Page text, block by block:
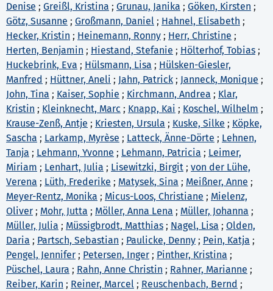
Denise ; Greißl, Kristina ; Grunau, Janika ; Göken, Kirsten ;
Götz, Susanne ; Großmann, Daniel ; Hahnel, Elisabeth ;
Hecker, Kristin ; Heinemann, Ronny ; Herr, Christine ;
Herten, Benjamin ; Hiestand, Stefanie ; Hölterhof, Tobias ;
Huckebrink, Eva ; Hülsmann, Lisa ; Hülsken-Giesler,
Manfred ; Hüttner, Aneli ; Jahn, Patrick ; Janneck, Monique ;
John, Tina ; Kaiser, Sophie ; Kirchmann, Andrea ; Klar,
Kristin ; Kleinknecht, Marc ; Knapp, Kai ; Koschel, Wilhelm ;
Krause-Zenß, Antje ; Kriesten, Ursula ; Kuske, Silke ; Köpke,
Sascha ; Larkamp, Myrèse ; Latteck, Änne-Dörte ; Lehnen,
Tanja ; Lehmann, Yvonne ; Lehmann, Patricia ; Leimer,
Miriam ; Lenhart, Julia ; Lisewitzki, Birgit ; von der Lühe,
Verena ; Lüth, Frederike ; Matysek, Sina ; Meißner, Anne ;
Meyer-Rentz, Monika ; Micus-Loos, Christiane ; Mielenz,
Oliver ; Mohr, Jutta ; Möller, Anna Lena ; Müller, Johanna ;
Müller, Julia ; Müssigbrodt, Matthias ; Nagel, Lisa ; Olden,
Daria ; Partsch, Sebastian ; Paulicke, Denny ; Pein, Katja ;
Pengel, Jennifer ; Petersen, Inger ; Pinther, Kristina ;
Püschel, Laura ; Rahn, Anne Christin ; Rahner, Marianne ;
Reiber, Karin ; Reiner, Marcel ; Reuschenbach, Bernd ;